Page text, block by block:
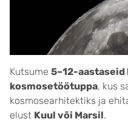
Kutsume 5–12-aastaseid
kosmosetöötuppa, kus
kosmosearhitektiks ja
elust Kuul või Marsil.